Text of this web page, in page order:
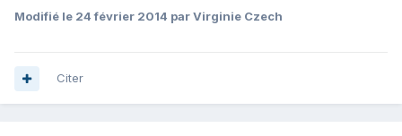
Modifié le 24 février 2014 par Virginie Czech
Citer